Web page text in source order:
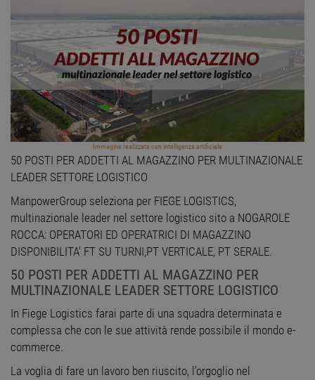
Immagine realizzata con intelligenza artificiale
50 POSTI PER ADDETTI AL MAGAZZINO PER MULTINAZIONALE
LEADER SETTORE LOGISTICO
ManpowerGroup seleziona per FIEGE LOGISTICS,
multinazionale leader nel settore logistico sito a NOGAROLE
ROCCA: OPERATORI ED OPERATRICI DI MAGAZZINO
DISPONIBILITA' FT SU TURNI,PT VERTICALE, PT SERALE.
50 POSTI PER ADDETTI AL MAGAZZINO PER
MULTINAZIONALE LEADER SETTORE LOGISTICO
In Fiege Logistics farai parte di una squadra determinata e
complessa che con le sue attività rende possibile il mondo e-
commerce.
La voglia di fare un lavoro ben riuscito, l'orgoglio nel